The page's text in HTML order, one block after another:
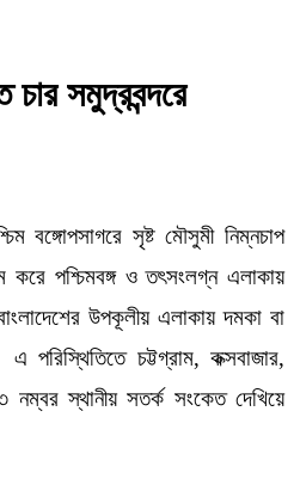
সমুদ্রবন্দরে
বঙ্গোপসাগরে সৃষ্ট মৌসুমী নিম্নচাপ
পশ্চিমবঙ্গ ও তৎসংলগ্ন এলাকায়
উপকূলীয় এলাকায় দমকা বা
পরিস্থিতিতে চট্টগ্রাম, কক্সবাজার,
নম্বর স্থানীয় সতর্ক সংকেত দেখিয়ে